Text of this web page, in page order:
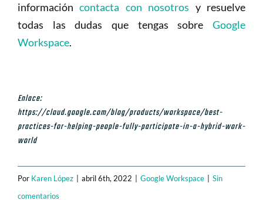
informacióncontacta con nosotros y resuelve
todas las dudas que tengas sobre Google
Workspace.
Enlace:
https://cloud.google.com/blog/products/workspace/best-
practices-for-helping-people-fully-participate-in-a-hybrid-work-
world
Por Karen López abril 6th, 2022 Google Workspace
Sin
comentarios